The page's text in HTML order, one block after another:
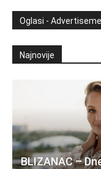
Oglasi -
Najnovije
BLIZANAC –